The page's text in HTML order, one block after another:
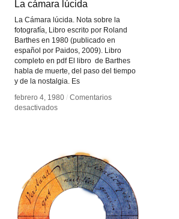
La cámara lúcida
La Cámara lúcida. Nota sobre la
fotografía, Libro escrito por Roland
Barthes en 1980 (publicado en
español por Paidos, 2009). Libro
completo en pdf El libro de Barthes
habla de muerte, del paso del tiempo
y de la nostalgia. Es
febrero 4, 1980 / Comentarios
desactivadosen
La cámara lúcida
febrero 4, 1980 / Comentarios
desactivadosen